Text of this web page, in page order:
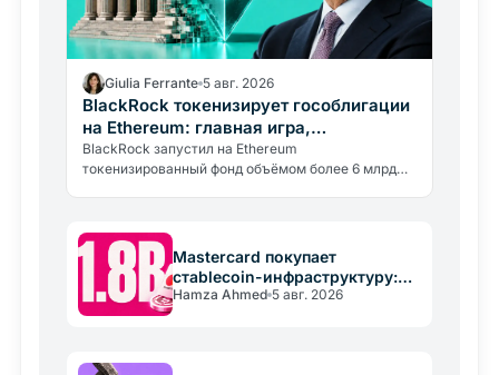
Giulia Ferrante 5 авг. 2026
BlackRock токенизирует гособлигации
на Ethereum: главная игра,
стейблкоины
BlackRock запустил на Ethereum
токенизированный фонд объёмом более 6 млрд
Mastercard покупает
стablecoin-инфраструктуру:
сделка на 1,8 млрд долларов
Hamza Ahmed 5 авг. 2026